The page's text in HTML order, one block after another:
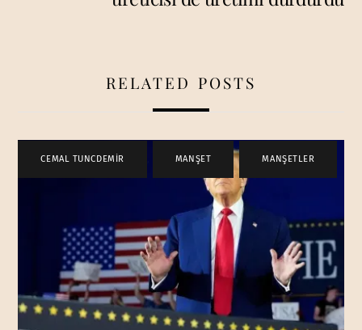
RELATED POSTS
CEMAL TUNCDEMİR MANŞET , MANŞETLER